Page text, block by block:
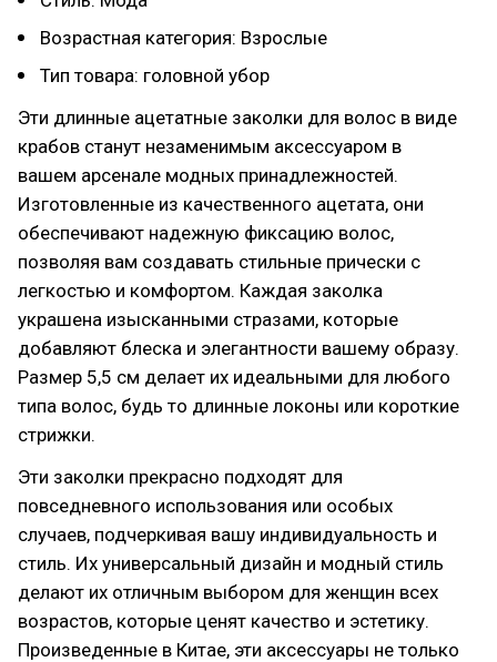
Возрастная категория: Взрослые
Тип товара: головной убор
Эти длинные ацетатные заколки для волос в виде
крабов станут незаменимым аксессуаром в
вашем арсенале модных принадлежностей.
Изготовленные из качественного ацетата, они
обеспечивают надежную фиксацию волос,
позволяя вам создавать стильные прически с
легкостью и комфортом. Каждая заколка
украшена изысканными стразами, которые
добавляют блеска и элегантности вашему образу.
Размер 5,5 см делает их идеальными для любого
типа волос, будь то длинные локоны или короткие
стрижки.
Эти заколки прекрасно подходят для
повседневного использования или особых
случаев, подчеркивая вашу индивидуальность и
стиль. Их универсальный дизайн и модный стиль
делают их отличным выбором для женщин всех
возрастов, которые ценят качество и эстетику.
Произведенные в Китае, эти аксессуары не только